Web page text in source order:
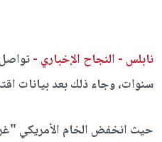
نابلس - النجاح الإخباري -
سنوات، وجاء ذلك بعد بيانات
حيث انخفض الخام الأمريكي "غرب تكساس